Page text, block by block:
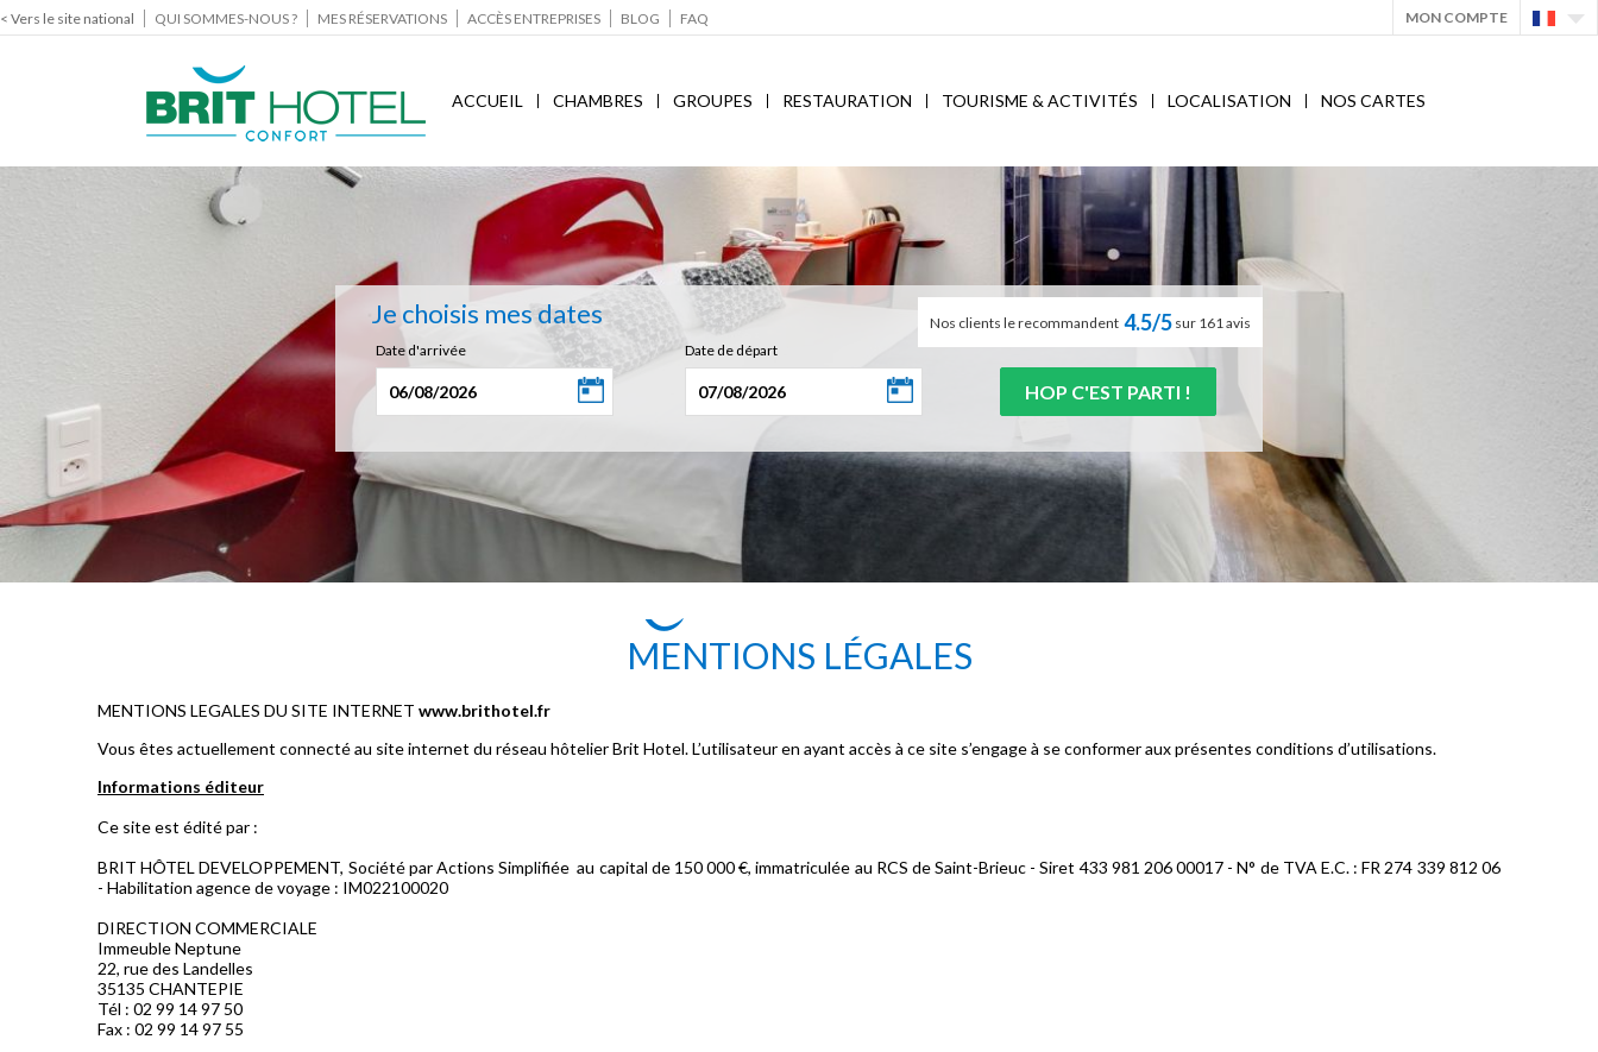
< Vers le site national QUI SOMMES-NOUS ? MES RÉSERVATIONS ACCÈS ENTREPRISES BLOG FAQ MON COMPTE
ACCUEIL CHAMBRES GROUPES RESTAURATION TOURISME & ACTIVITÉS LOCALISATION NOS CARTES
Je choisis mes dates Nos clients le recommandent 4.5/5 sur 161 avis
Date d'arrivée
Date de départ
MENTIONS LÉGALES
MENTIONS LEGALES DU SITE INTERNET www.brithotel.fr
Vous êtes actuellement connecté au site internet du réseau hôtelier Brit Hotel. L’utilisateur en ayant accès à ce site s’engage à se conformer aux présentes conditions d’utilisations.
Informations éditeur
Ce site est édité par :
BRIT HÔTEL DEVELOPPEMENT, Société par Actions Simplifiée au capital de 150 000 €, immatriculée au RCS de Saint-Brieuc - Siret 433 981 206 00017 - N° de TVA E.C. : FR 274 339 812 06
- Habilitation agence de voyage : IM022100020
DIRECTION COMMERCIALE
Immeuble Neptune
22, rue des Landelles
35135 CHANTEPIE
Tél : 02 99 14 97 50
Fax : 02 99 14 97 55